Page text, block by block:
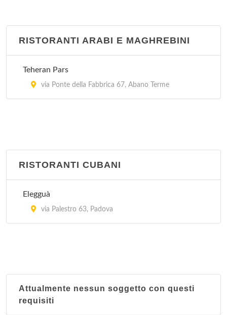
RISTORANTI ARABI E MAGHREBINI
Teheran Pars
via Ponte della Fabbrica 67, Abano Terme
RISTORANTI CUBANI
Elegguà
via Palestro 63, Padova
Attualmente nessun soggetto con questi
requisiti